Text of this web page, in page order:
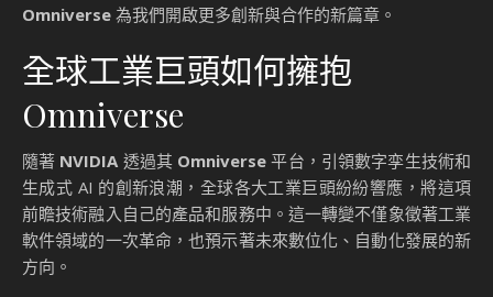
Omniverse 為我們開啟更多創新與合作的新篇章。
全球工業巨頭如何擁抱
Omniverse
隨著 NVIDIA透過其 Omniverse 平台，引領數字孪生技術和
生成式 AI 的創新浪潮，全球各大工業巨頭紛紛響應，將這項
前瞻技術融入自己的產品和服務中。這一轉變不僅象徵著工業
軟件領域的一次革命，也預示著未來數位化、自動化發展的新
方向。